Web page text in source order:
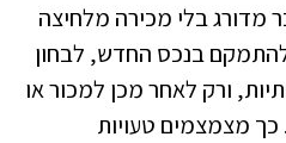
מדורג בלי מכירה מלחיצה
בנכס החדש, לבחון
ורק לאחר מכן למכור או
מצמצמים טעויות